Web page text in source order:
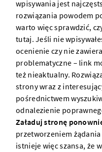
wpisywania jest
rozwiązania powodem
warto więc sprawdzić,
tutaj. Jeśli nie
ocenienie czy nie
problematyczne – link
też nieaktualny.
stronywraz z
pośrednictwem
odnalezienie
Załadujstronę
przetworzeniem
istnieje więc szansa, że